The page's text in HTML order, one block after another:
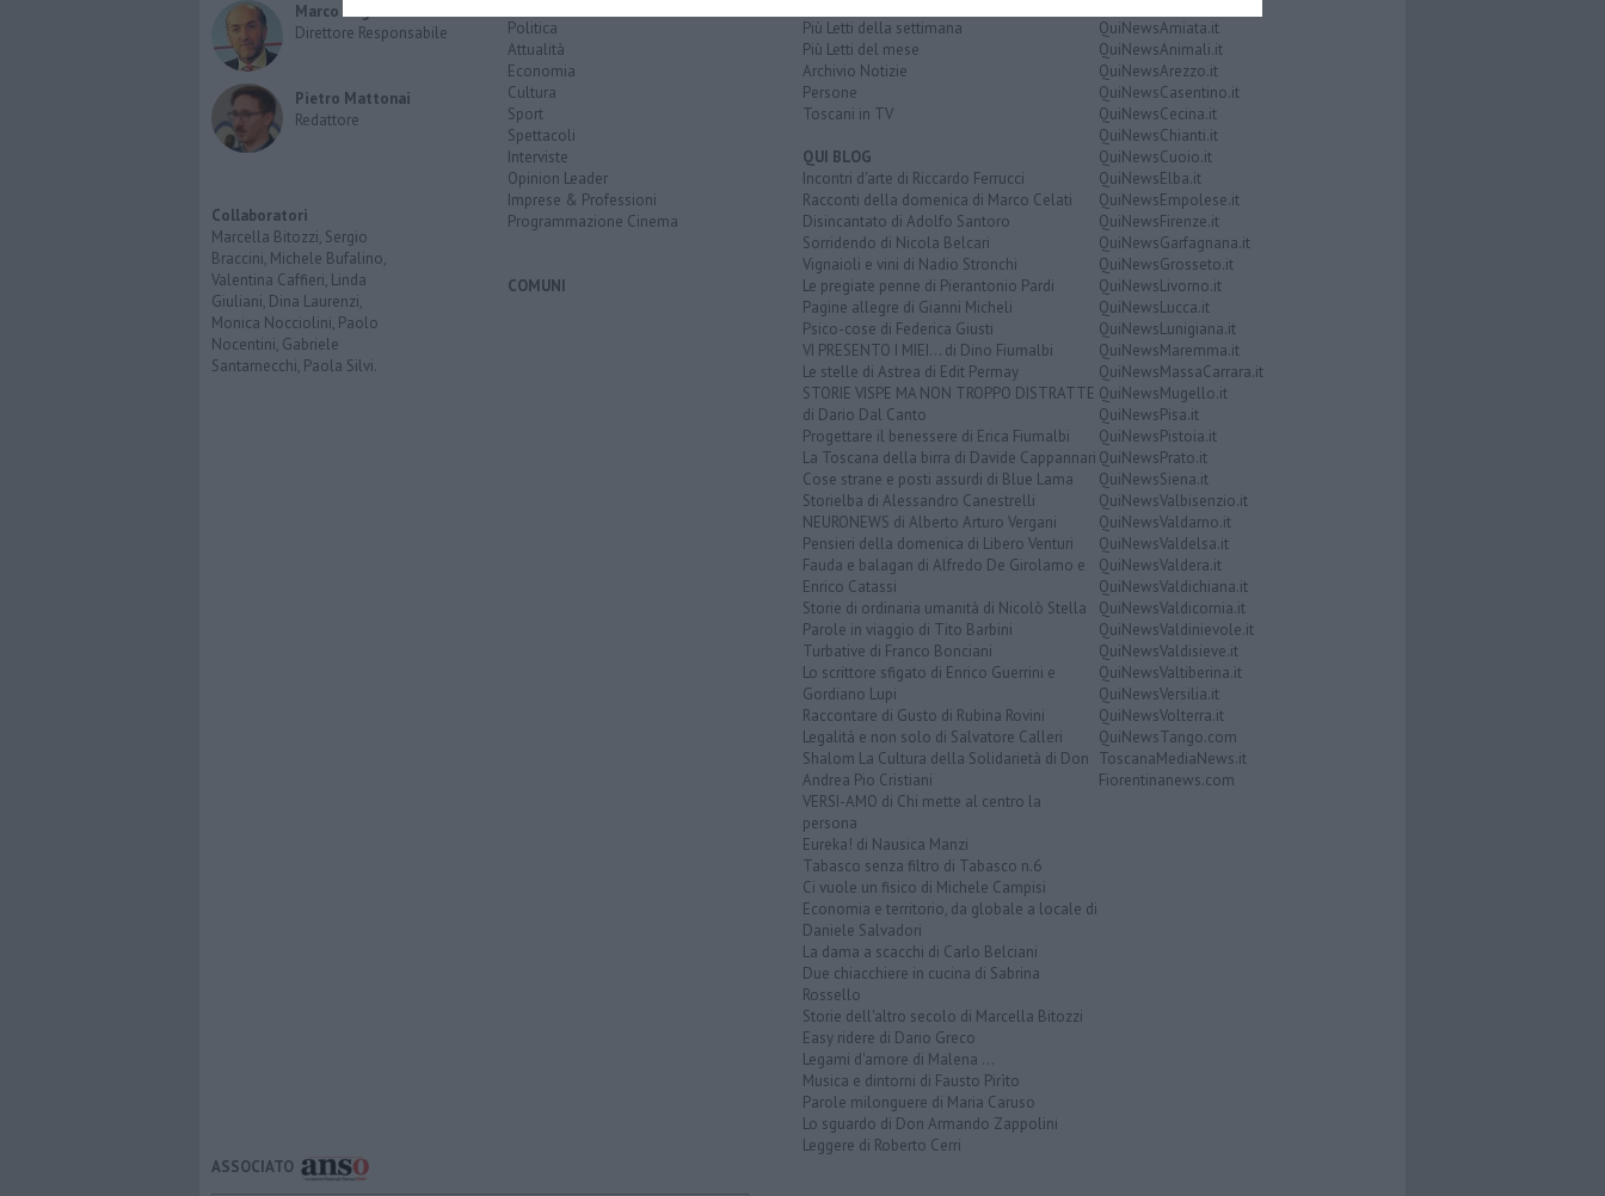
Marco Migli
Direttore Responsabile
Pietro Mattonai
Redattore
Collaboratori
Marcella Bitozzi, Sergio
Braccini, Michele Bufalino,
Valentina Caffieri, Linda
Giuliani, Dina Laurenzi,
Monica Nocciolini, Paolo
Nocentini, Gabriele
Santarnecchi, Paola Silvi.
Politica
Attualità
Economia
Cultura
Sport
Spettacoli
Interviste
Opinion Leader
Imprese & Professioni
Programmazione Cinema
COMUNI
Più Letti della settimana
Più Letti del mese
Archivio Notizie
Persone
Toscani in TV
QUI BLOG
Incontri d'arte di Riccardo Ferrucci
Racconti della domenica di Marco Celati
Disincantato di Adolfo Santoro
Sorridendo di Nicola Belcari
Vignaioli e vini di Nadio Stronchi
Le pregiate penne di Pierantonio Pardi
Pagine allegre di Gianni Micheli
Psico-cose di Federica Giusti
VI PRESENTO I MIEI... di Dino Fiumalbi
Le stelle di Astrea di Edit Permay
STORIE VISPE MA NON TROPPO DISTRATTE
di Dario Dal Canto
Progettare il benessere di Erica Fiumalbi
La Toscana della birra di Davide Cappannari
Cose strane e posti assurdi di Blue Lama
Storielba di Alessandro Canestrelli
NEURONEWS di Alberto Arturo Vergani
Pensieri della domenica di Libero Venturi
Fauda e balagan di Alfredo De Girolamo e
Enrico Catassi
Storie di ordinaria umanità di Nicolò Stella
Parole in viaggio di Tito Barbini
Turbative di Franco Bonciani
Lo scrittore sfigato di Enrico Guerrini e
Gordiano Lupi
Raccontare di Gusto di Rubina Rovini
Legalità e non solo di Salvatore Calleri
Shalom La Cultura della Solidarietà di Don
Andrea Pio Cristiani
VERSI-AMO di Chi mette al centro la
persona
Eureka! di Nausica Manzi
Tabasco senza filtro di Tabasco n.6
Ci vuole un fisico di Michele Campisi
Economia e territorio, da globale a locale di
Daniele Salvadori
La dama a scacchi di Carlo Belciani
Due chiacchiere in cucina di Sabrina
Rossello
Storie dell'altro secolo di Marcella Bitozzi
Easy ridere di Dario Greco
Legami d'amore di Malena ...
Musica e dintorni di Fausto Pirìto
Parole milonguere di Maria Caruso
Lo sguardo di Don Armando Zappolini
Leggere di Roberto Cerri
QuiNewsAmiata.it
QuiNewsAnimali.it
QuiNewsArezzo.it
QuiNewsCasentino.it
QuiNewsCecina.it
QuiNewsChianti.it
QuiNewsCuoio.it
QuiNewsElba.it
QuiNewsEmpolese.it
QuiNewsFirenze.it
QuiNewsGarfagnana.it
QuiNewsGrosseto.it
QuiNewsLivorno.it
QuiNewsLucca.it
QuiNewsLunigiana.it
QuiNewsMaremma.it
QuiNewsMassaCarrara.it
QuiNewsMugello.it
QuiNewsPisa.it
QuiNewsPistoia.it
QuiNewsPrato.it
QuiNewsSiena.it
QuiNewsValbisenzio.it
QuiNewsValdarno.it
QuiNewsValdelsa.it
QuiNewsValdera.it
QuiNewsValdichiana.it
QuiNewsValdicornia.it
QuiNewsValdinievole.it
QuiNewsValdisieve.it
QuiNewsValtiberina.it
QuiNewsVersilia.it
QuiNewsVolterra.it
QuiNewsTango.com
ToscanaMediaNews.it
Fiorentinanews.com
ASSOCIATO